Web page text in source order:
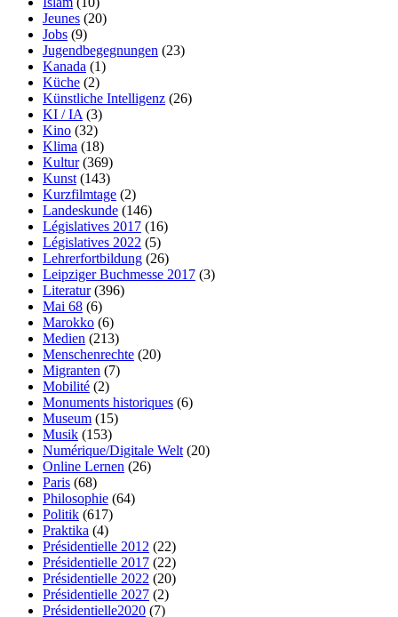
Jeunes (20)
Jobs (9)
Jugendbegegnungen (23)
Kanada (1)
Küche (2)
Künstliche Intelligenz (26)
KI / IA (3)
Kino (32)
Klima (18)
Kultur(369)
Kunst (143)
Kurzfilmtage (2)
Landeskunde (146)
Législatives 2017 (16)
Législatives 2022 (5)
Lehrerfortbildung (26)
Leipziger Buchmesse 2017 (3)
Literatur(396)
Mai 68 (6)
Marokko (6)
Medien (213)
Menschenrechte (20)
Migranten (7)
Mobilité (2)
Monuments historiques (6)
Museum (15)
Musik (153)
Numérique/Digitale Welt (20)
Online Lernen (26)
Paris (68)
Philosophie (64)
Politik (617)
Praktika (4)
Présidentielle 2012 (22)
Présidentielle 2017 (22)
Présidentielle 2022 (20)
Présidentielle 2027 (2)
Présidentielle2020 (7)